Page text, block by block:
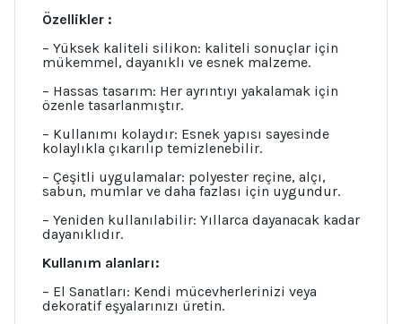
Özellikler :
– Yüksek kaliteli silikon: kaliteli sonuçlar için
mükemmel, dayanıklı ve esnek malzeme.
– Hassas tasarım: Her ayrıntıyı yakalamak için
özenle tasarlanmıştır.
– Kullanımı kolaydır: Esnek yapısı sayesinde
kolaylıkla çıkarılıp temizlenebilir.
– Çeşitli uygulamalar: polyester reçine, alçı,
sabun, mumlar ve daha fazlası için uygundur.
– Yeniden kullanılabilir: Yıllarca dayanacak kadar
dayanıklıdır.
Kullanım alanları:
– El Sanatları: Kendi mücevherlerinizi veya
dekoratif eşyalarınızı üretin.